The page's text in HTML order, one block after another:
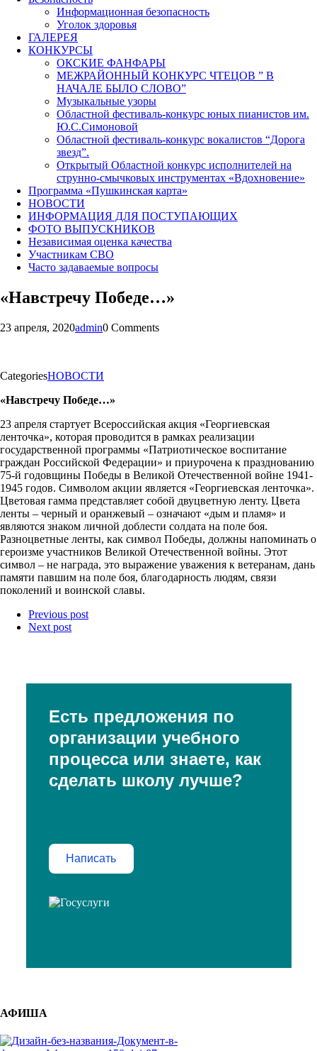
Информационная безопасность
Уголок здоровья
ГАЛЕРЕЯ
КОНКУРСЫ
ОКСКИЕ ФАНФАРЫ
МЕЖРАЙОННЫЙ КОНКУРС ЧТЕЦОВ ” В
НАЧАЛЕ БЫЛО СЛОВО”
Музыкальные узоры
Областной фестиваль-конкурс юных пианистов им.
Ю.С.Симоновой
Областной фестиваль-конкурс вокалистов “Дорога
звезд”.
Открытый Областной конкурс исполнителей на
струнно-смычковых инструментах «Вдохновение»
Программа «Пушкинская карта»
НОВОСТИ
ИНФОРМАЦИЯ ДЛЯ ПОСТУПАЮЩИХ
ФОТО ВЫПУСКНИКОВ
Независимая оценка качества
Участникам СВО
Часто задаваемые вопросы
«Навстречу Победе…»
23 апреля, 2020admin0 Comments
CategoriesНОВОСТИ
«Навстречу Победе…»
23 апреля стартует Всероссийская акция «Георгиевская
ленточка», которая проводится в рамках реализации
государственной программы «Патриотическое воспитание
граждан Российской Федерации» и приурочена к празднованию
75-й годовщины Победы в Великой Отечественной войне 1941-
1945 годов. Символом акции является «Георгиевская ленточка».
Цветовая гамма представляет собой двуцветную ленту. Цвета
ленты – черный и оранжевый – означают «дым и пламя» и
являются знаком личной доблести солдата на поле боя.
Разноцветные ленты, как символ Победы, должны напоминать о
героизме участников Великой Отечественной войны. Этот
символ – не награда, это выражение уважения к ветеранам, дань
памяти павшим на поле боя, благодарность людям, связи
поколений и воинской славы.
Previous post
Next post
Есть предложения по
организации учебного
процесса или знаете, как
сделать школу лучше?
Написать
АФИША